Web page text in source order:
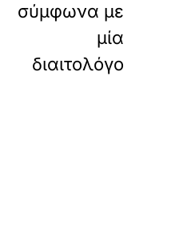
σύμφωνα με
μία
διαιτολόγο